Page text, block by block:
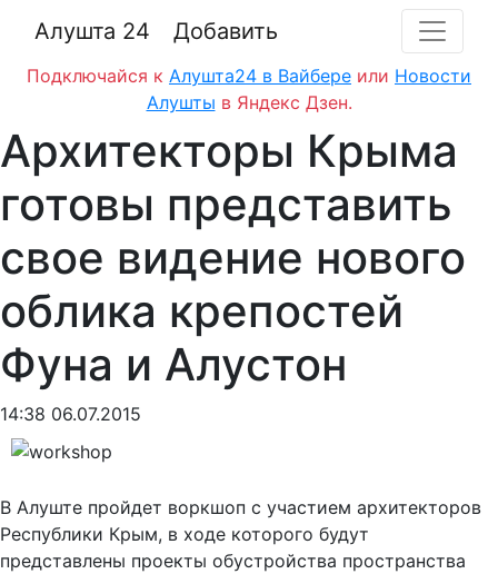
Алушта 24 Добавить
Подключайся к Алушта24 в Вайбере или Новости
Алушты в Яндекс Дзен.
Архитекторы Крыма
готовы представить
свое видение нового
облика крепостей
Фуна и Алустон
14:38 06.07.2015
В Алуште пройдет воркшоп с участием архитекторов
Республики Крым, в ходе которого будут
представлены проекты обустройства пространства